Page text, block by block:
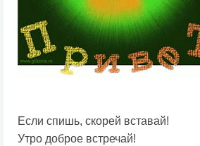
Если спишь, скорей вставай!
Утро доброе встречай!